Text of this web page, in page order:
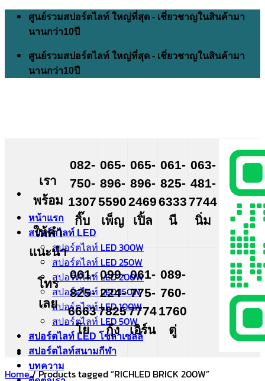
Skip
ศูนย์รวมสปอร์ตไลท์ ใหญ่ที่สุด - เชี่ยวชาญในสินค้ามา
นานกว่า10ปี
ศูนย์รวมสปอร์ตไลท์ ใหญ่ที่สุด - เชี่ยวชาญในสินค้ามา
นานกว่า10ปี
หน้าแรก
สปอร์ตไลท์ LED
สปอร์ตไลท์ LED 300W
สปอร์ตไลท์ LED 250W
สปอร์ตไลท์ LED 200W
สปอร์ตไลท์ LED 150W
สปอร์ตไลท์ LED 100W
สปอร์ตไลท์ LED 50W
สปอร์ตไลท์ LED โซล่าเซลล์
สปอร์ตไลท์สนามกีฬา
บทความ
เรา
พร้อม
ให้คำ
แนะนำ
โทร
เลย
082-
750-
1307
กิ๊บ
065-
896-
5590
เพ็ญ
065-
896-
2469
เปิ้ล
061-
825-
6333
นี
063-
481-
7744
นิ่ม
061-
825-
6663
โย
099-
224-
7825
กุ้ง
061-
775-
7774
เอิร์น
089-
760-
1760
ตู่
Home/Products tagged “RICHLED BRICK 200W”